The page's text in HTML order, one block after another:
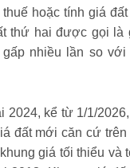
hoặc tính giá
thứ hai được gọi là
nhiều lần so với
2024, kể từ 1/1/
đất mới căn cứ
giá tối thiểu và